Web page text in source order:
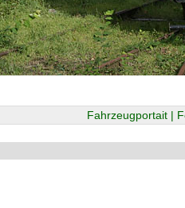
Fahrzeugportait |